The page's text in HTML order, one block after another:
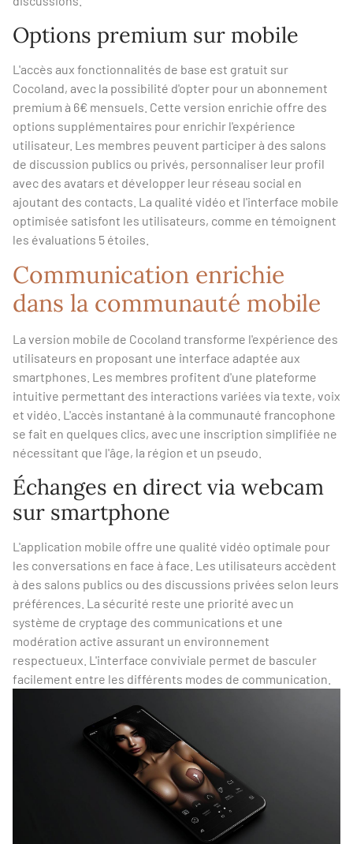
Options premium sur mobile
L'accès aux fonctionnalités de base est gratuit sur
Cocoland, avec la possibilité d'opter pour un abonnement
premium à 6€ mensuels. Cette version enrichie offre des
options supplémentaires pour enrichir l'expérience
utilisateur. Les membres peuvent participer à des salons
de discussion publics ou privés, personnaliser leur profil
avec des avatars et développer leur réseau social en
ajoutant des contacts. La qualité vidéo et l'interface mobile
optimisée satisfont les utilisateurs, comme en témoignent
les évaluations 5 étoiles.
Communication enrichie
dans la communauté mobile
La version mobile de Cocoland transforme l'expérience des
utilisateurs en proposant une interface adaptée aux
smartphones. Les membres profitent d'une plateforme
intuitive permettant des interactions variées via texte, voix
et vidéo. L'accès instantané à la communauté francophone
se fait en quelques clics, avec une inscription simplifiée ne
nécessitant que l'âge, la région et un pseudo.
Échanges en direct via webcam
sur smartphone
L'application mobile offre une qualité vidéo optimale pour
les conversations en face à face. Les utilisateurs accèdent
à des salons publics ou des discussions privées selon leurs
préférences. La sécurité reste une priorité avec un
système de cryptage des communications et une
modération active assurant un environnement
respectueux. L'interface conviviale permet de basculer
facilement entre les différents modes de communication.